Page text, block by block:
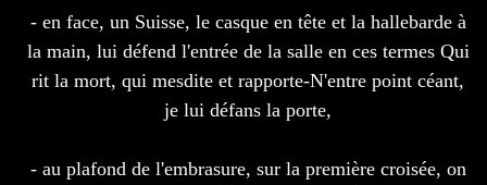
- en face, un Suisse, le casque en tête et la hallebarde à
la main, lui défend l'entrée de la salle en ces termes Qui
rit la mort, qui mesdite et rapporte-N'entre point céant,
je lui défans la porte,
- au plafond de l'embrasure, sur la première croisée, on